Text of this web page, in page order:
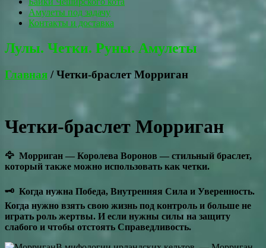
Амулеты под задачу
Контакты и доставка
Лулы. Четки. Руны. Амулеты
Главная / Четки-браслет Морриган
Четки-браслет Морриган
🦅 Морриган — Королева Воронов — стильный браслет,
который также можно использовать как четки.
🗝 Когда нужна Победа, Внутренняя Сила и Уверенность.
Когда нужно взять свою жизнь под контроль и больше не
играть роль жертвы. И если нужны силы на защиту
слабого и чтобы отстоять Справедливость.